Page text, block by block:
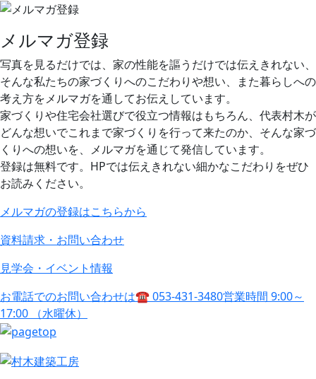
メルマガ登録
写真を見るだけでは、家の性能を謳うだけでは伝えきれない、
そんな私たちの家づくりへのこだわりや想い、また暮らしへの
考え方をメルマガを通してお伝えしています。
家づくりや住宅会社選びで役立つ情報はもちろん、代表村木が
どんな想いでこれまで家づくりを行って来たのか、そんな家づ
くりへの想いを、メルマガを通じて発信しています。
登録は無料です。HPでは伝えきれない細かなこだわりをぜひ
お読みください。
メルマガの登録はこちらから
資料請求・お問い合わせ
見学会・イベント情報
お電話でのお問い合わせは☎ 053-431-3480営業時間 9:00～
17:00 （水曜休）